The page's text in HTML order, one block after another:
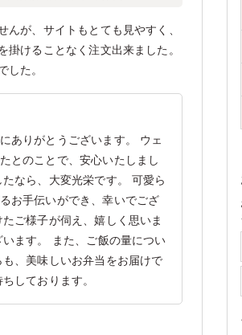
が、サイトもとても見やすく、
けることなく注文出来ました。
した。
ありがとうございます。 ウェ
とのことで、安心いたしまし
なら、大変光栄です。 可愛ら
お手伝いができ、幸いでござ
ご様子が伺え、嬉しく思いま
ます。 また、ご飯の量につい
、美味しいお弁当をお届けで
しております。